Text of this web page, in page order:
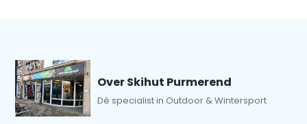
Over Skihut Purmerend
Dé specialist in Outdoor & Wintersport